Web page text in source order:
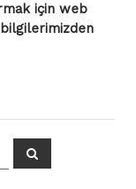
için web
Ara